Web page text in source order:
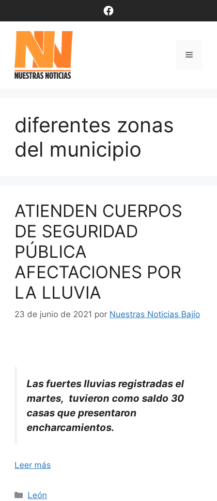
contenido
Facebook
Menú
diferentes zonas
del municipio
ATIENDEN CUERPOS
DE SEGURIDAD
PÚBLICA
AFECTACIONES POR
LA LLUVIA
23 de junio de 2021 por Nuestras Noticias Bajío
Las fuertes lluvias registradas el
martes, tuvieron como saldo 30
casas que presentaron
encharcamientos.
Leer más
Categorías
León